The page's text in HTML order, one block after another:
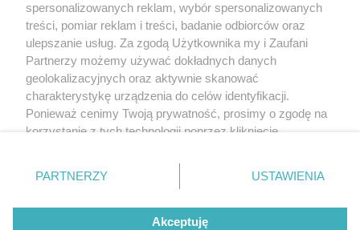
Żaden utwór zamieszczony w serwisie nie może być powielany i
rozpowszechniany lub dalej rozpowszechniany w jakikolwiek sposób (w tym
także elektroniczny lub mechaniczny) na jakimkolwiek polu eksploatacji w
jakiejkolwiek formie, włącznie z umieszczaniem w Internecie bez pisemnej
zgody właściciela praw. Jakiekolwiek użycie lub wykorzystanie utworów w
całości lub w części z naruszeniem prawa, tzn. bez właściwej zgody, jest
zabronione pod groźbą kary i może być ścigane prawnie.
spersonalizowanych reklam, wybór spersonalizowanych
treści, pomiar reklam i treści, badanie odbiorców oraz
ulepszanie usług. Za zgodą Użytkownika my i Zaufani
Partnerzy możemy używać dokładnych danych
geolokalizacyjnych oraz aktywnie skanować
charakterystykę urządzenia do celów identyfikacji.
Ponieważ cenimy Twoją prywatność, prosimy o zgodę na
korzystanie z tych technologii poprzez kliknięcie
zmienić/wycofać klikając przycisk ustawień prywatności
znajdujący się w lewym dolnym rogu strony
rodzaje przetwarzania danych nie wymagają zgody
użytkownika, ale masz prawo sprzeciwić się takiemu
PARTNERZY USTAWIENIA
Akceptuję